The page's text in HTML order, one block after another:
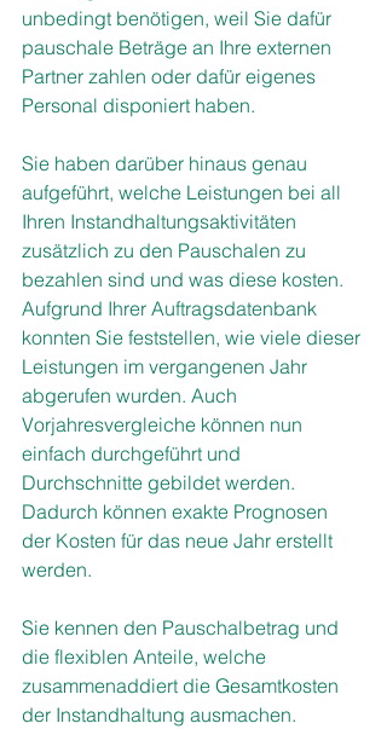
unbedingt benötigen, weil Sie dafür
pauschale Beträge an Ihre externen
Partner zahlen oder dafür eigenes
Personal disponiert haben.
Sie haben darüber hinaus genau
aufgeführt, welche Leistungen bei all
Ihren Instandhaltungsaktivitäten
zusätzlich zu den Pauschalen zu
bezahlen sind und was diese kosten.
Aufgrund Ihrer Auftragsdatenbank
konnten Sie feststellen, wie viele dieser
Leistungen im vergangenen Jahr
abgerufen wurden. Auch
Vorjahresvergleiche können nun
einfach durchgeführt und
Durchschnitte gebildet werden.
Dadurch können exakte Prognosen
der Kosten für das neue Jahr erstellt
werden.
Sie kennen den Pauschalbetrag und
die flexiblen Anteile, welche
zusammenaddiert die Gesamtkosten
der Instandhaltung ausmachen.